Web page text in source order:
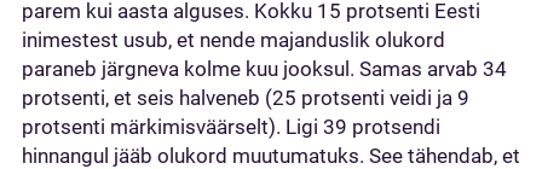
parem kui aasta alguses. Kokku 15 protsenti Eesti
inimestest usub, et nende majanduslik olukord
paraneb järgneva kolme kuu jooksul. Samas arvab 34
protsenti, et seis halveneb (25 protsenti veidi ja 9
protsenti märkimisväärselt). Ligi 39 protsendi
hinnangul jääb olukord muutumatuks. See tähendab, et